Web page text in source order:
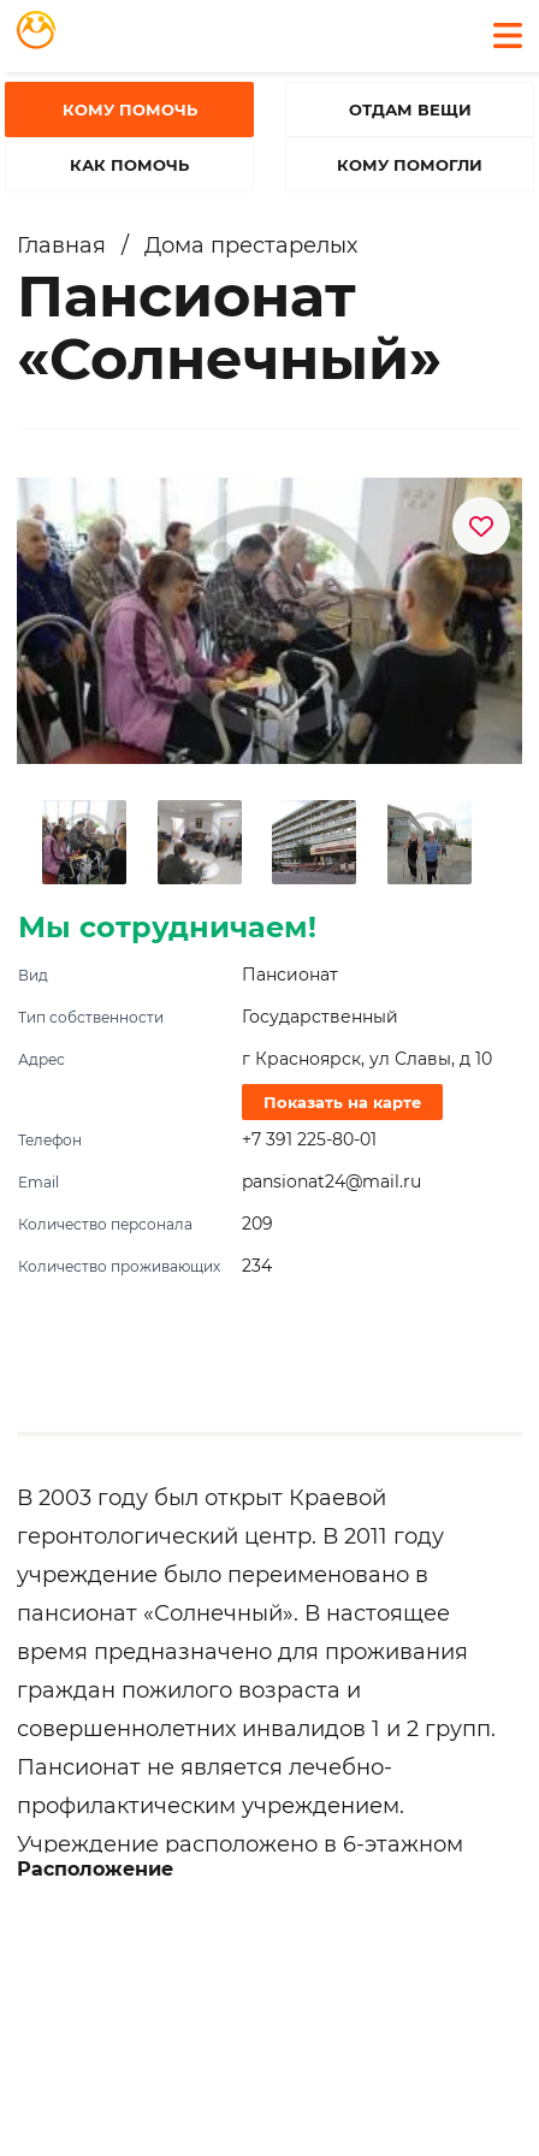
КОМУ ПОМОЧЬ
КАК ПОМОЧЬ
ОТДАМ ВЕЩИ
КОМУ ПОМОГЛИ
Главная / Дома престарелых
Пансионат
«Солнечный»
Мы сотрудничаем!
Вид Пансионат
Тип собственности Государственный
Адрес г Красноярск, ул Славы, д 10
Показать на карте
Телефон +7 391 225-80-01
Email pansionat24@mail.ru
Количество персонала 209
Количество проживающих 234
В 2003 году был открыт Краевой
геронтологический центр. В 2011 году
учреждение было переименовано в
пансионат «Солнечный». В настоящее
время предназначено для проживания
граждан пожилого возраста и
совершеннолетних инвалидов 1 и 2 групп.
Пансионат не является лечебно-
профилактическим учреждением.
Учреждение расположено в 6-этажном
здании. Имеет два двухэтажных корпуса-
Расположение